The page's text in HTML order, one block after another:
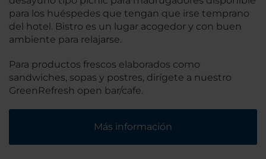
para los huéspedes que tengan que irse temprano
del hotel. Bistro es un lugar acogedor y con buen
ambiente para relajarse.
Para productos frescos elaborados como
sandwiches, sopas y postres, dirígete a nuestro
GreenRefresh open bar/cafe.
Más información